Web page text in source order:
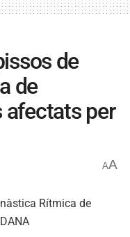
de
de
per
AA